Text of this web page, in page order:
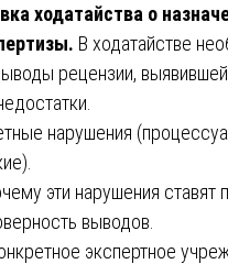
ходатайства о
В ходатайстве
рецензии, выявившей
нарушения
эти нарушения ставят
выводов.
экспертное